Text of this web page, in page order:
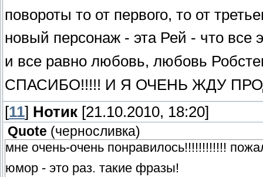
повороты то от первого, то от
новый персонаж - эта Рей - что все
и все равно любовь, любовь
СПАСИБО!!!!! И Я ОЧЕНЬ ЖДУ
[11] Нотик [21.10.2010, 18:20]
Quote (черносливка)
мне очень-очень понравилось!!!!!!!!!!!!
юмор - это раз. такие фразы!